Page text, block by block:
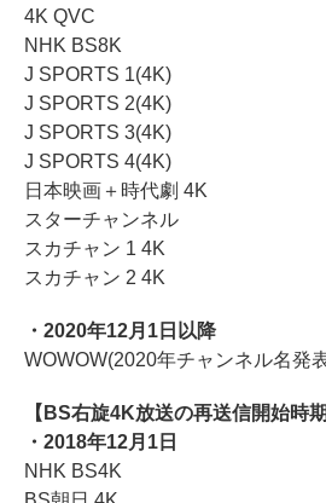
4K QVC
NHK BS8K
J SPORTS 1(4K)
J SPORTS 2(4K)
J SPORTS 3(4K)
J SPORTS 4(4K)
日本映画＋時代劇 4K
スターチャンネル
スカチャン 1 4K
スカチャン 2 4K
・2020年12月1日以降
WOWOW(2020年チャンネル名発
【BS右旋4K放送の再送信開始時期
・2018年12月1日
NHK BS4K